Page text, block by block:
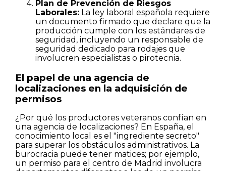
Plan de Prevención de Riesgos
Laborales: La ley laboral española requiere
un documento firmado que declare que la
producción cumple con los estándares de
seguridad, incluyendo un responsable de
seguridad dedicado para rodajes que
involucren especialistas o pirotecnia.
El papel de una agencia de
localizaciones en la adquisición de
permisos
¿Por qué los productores veteranos confían en
una agencia de localizaciones? En España, el
conocimiento local es el "ingrediente secreto"
para superar los obstáculos administrativos. La
burocracia puede tener matices; por ejemplo,
un permiso para el centro de Madrid involucra